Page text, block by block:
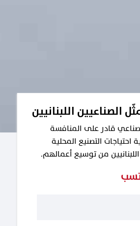
الصناعيين اللبنانيين
قادر على المنافسة
احتياجات التصنيع المحلية
من توسيع أعمالهم.